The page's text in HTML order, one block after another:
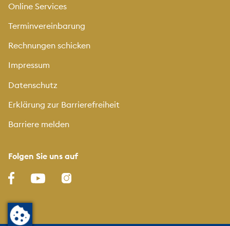
Online Services
Terminvereinbarung
Rechnungen schicken
Impressum
Datenschutz
Erklärung zur Barrierefreiheit
Barriere melden
Folgen Sie uns auf